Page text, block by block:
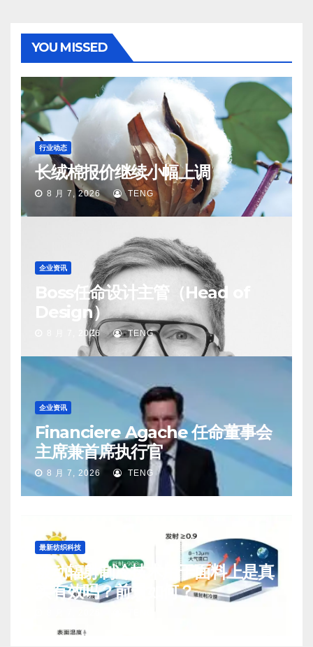
YOU MISSED
行业动态
长绒棉报价继续小幅上调
8 月 7, 2026 TENG
企业资讯
Boss任命设计主管（Head of
Design）
8 月 7, 2026 TENG
企业资讯
Financiere Agache 任命董事会
主席兼首席执行官
8 月 7, 2026 TENG
最新纺织科技
被动辐射制冷技术用于面料上是真
实有效吗？前景如何？